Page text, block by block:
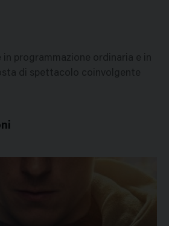
programmazione ordinaria e in
di spettacolo coinvolgente